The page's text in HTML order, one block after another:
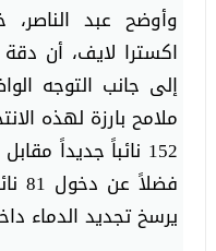
وأوضح عبد
اكسترا لايف، أن
إلى جانب التوجه
ملامح بارزة لهذه
يرسخ تجديد الدماء